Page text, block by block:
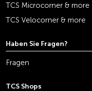
TCS Microcorner & more
TCS Velocorner & more
Haben Sie Fragen?
Fragen
TCS Shops